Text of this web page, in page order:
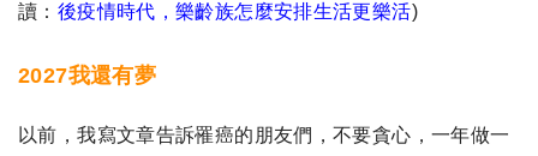
讀： 後疫情時代，樂齡族怎麼安排生活更樂活)
2027我還有夢
以前，我寫文章告訴罹癌的朋友們，不要貪心，一年做一